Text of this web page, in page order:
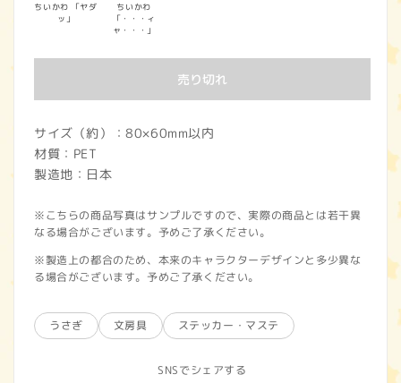
ちいかわ 「ヤダ
ッ」
ちいかわ
「・・・ィ
ャ・・・」
売り切れ
サイズ（約）：80×60mm以内
材質：PET
製造地：日本
※こちらの商品写真はサンプルですので、実際の商品とは若干異
なる場合がございます。予めご了承ください。
※製造上の都合のため、本来のキャラクターデザインと多少異な
る場合がございます。予めご了承ください。
うさぎ 文房具 ステッカー・マステ
SNSでシェアする